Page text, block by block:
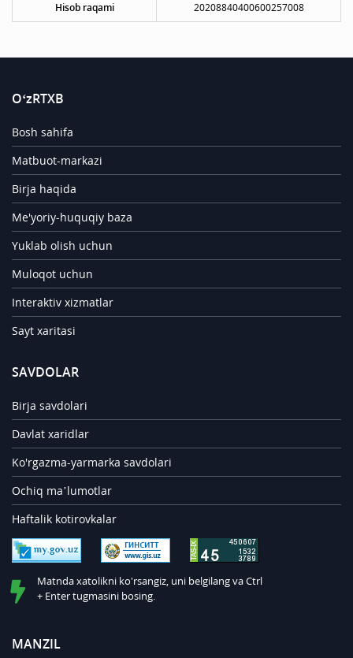
Hisob raqami 20208840400600257008
O‘zRTXB
Bosh sahifa
Matbuot-markazi
Birja haqida
Me'yoriy-huquqiy baza
Yuklab olish uchun
Muloqot uchun
Interaktiv xizmatlar
Sayt xaritasi
SAVDOLAR
Birja savdolari
Davlat xaridlar
Ko'rgazma-yarmarka savdolari
Ochiq ma’lumotlar
Haftalik kotirovkalar
Matnda xatolikni ko'rsangiz, uni belgilang va Ctrl
+ Enter tugmasini bosing.
MANZIL